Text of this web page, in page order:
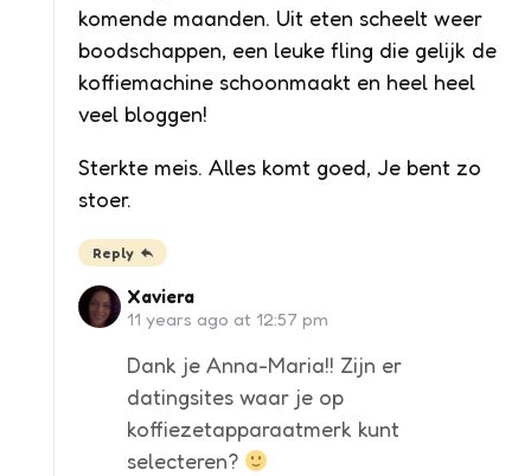
komende maanden. Uit eten scheelt weer
boodschappen, een leuke fling die gelijk de
koffiemachine schoonmaakt en heel heel
veel bloggen!
Sterkte meis. Alles komt goed, Je bent zo
stoer.
Reply
Xaviera
11 years ago at 12:57 pm
Dank je Anna-Maria!! Zijn er
datingsites waar je op
koffiezetapparaatmerk kunt
selecteren?